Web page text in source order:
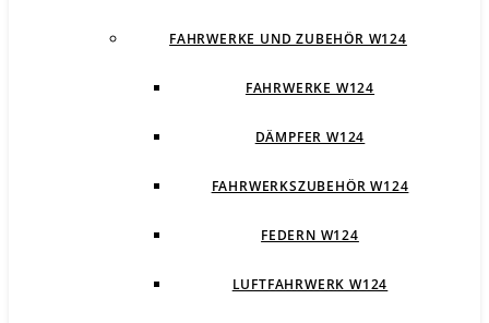
FAHRWERKE UND ZUBEHÖR W124
FAHRWERKE W124
DÄMPFER W124
FAHRWERKSZUBEHÖR W124
FEDERN W124
LUFTFAHRWERK W124